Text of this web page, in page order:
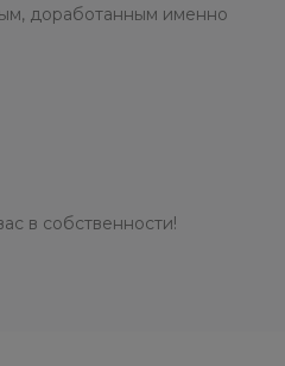
доработанным именно
в собственности!